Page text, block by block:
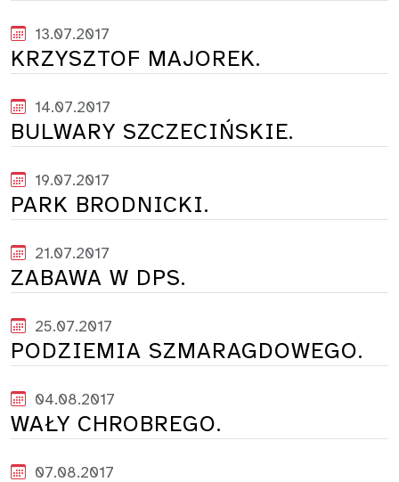
13.07.2017
KRZYSZTOF MAJOREK.
14.07.2017
BULWARY SZCZECIŃSKIE.
19.07.2017
PARK BRODNICKI.
21.07.2017
ZABAWA W DPS.
25.07.2017
PODZIEMIA SZMARAGDOWEGO.
04.08.2017
WAŁY CHROBREGO.
07.08.2017